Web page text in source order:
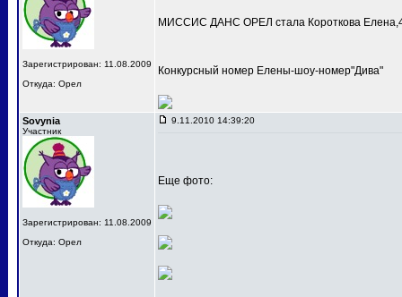
Зарегистрирован: 11.08.2009
Откуда: Орел
МИССИС ДАНС ОРЕЛ стала Короткова
Конкурсный номер Елены-шоу-номер"Дива"
Sovynia
Участник
Зарегистрирован: 11.08.2009
Откуда: Орел
9.11.2010 14:39:20
Еще фото: